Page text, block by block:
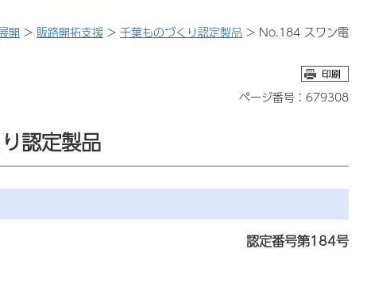
開 > 販路開拓支援 > 千葉ものづくり認定製品 > No.184 スワン電
ページ番号：679308
認定製品
認定番号第184号